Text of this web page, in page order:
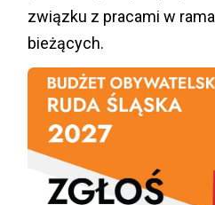
związku z pracami w
bieżących.